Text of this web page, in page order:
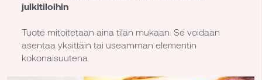
julkitiloihin
Tuote mitoitetaan aina tilan mukaan. Se voidaan
asentaa yksittäin tai useamman elementin
kokonaisuutena.